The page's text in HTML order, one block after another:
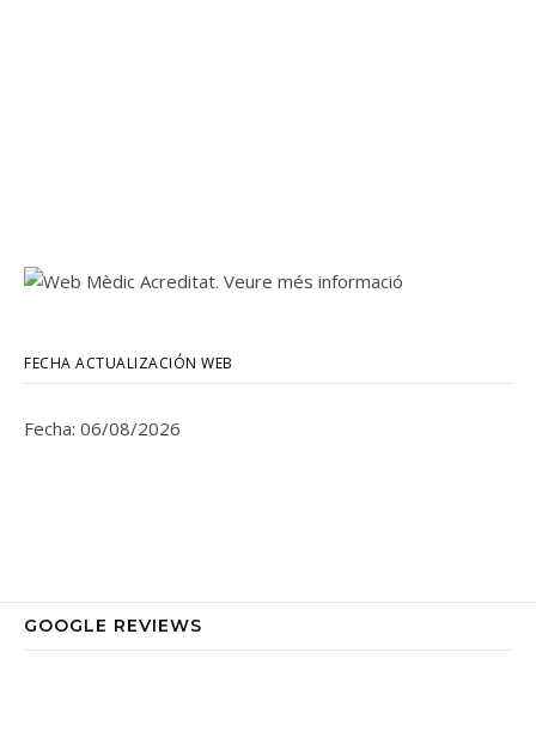
FECHA ACTUALIZACIÓN WEB
Fecha: 06/08/2026
GOOGLE REVIEWS